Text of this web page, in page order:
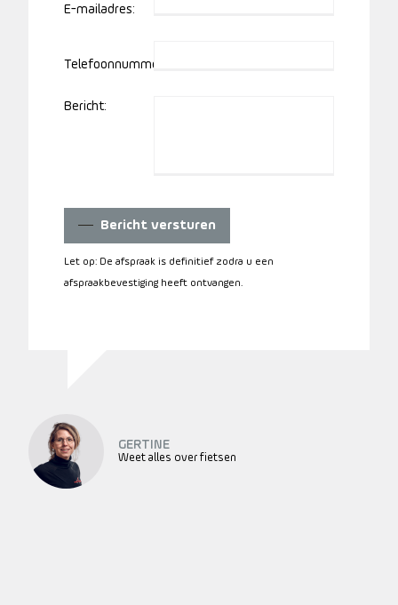
E-mailadres:
Telefoonnummer:
Bericht:
Bericht versturen
Let op: De afspraak is definitief zodra u een
afspraakbevestiging heeft ontvangen.
GERTINE
Weet alles over fietsen